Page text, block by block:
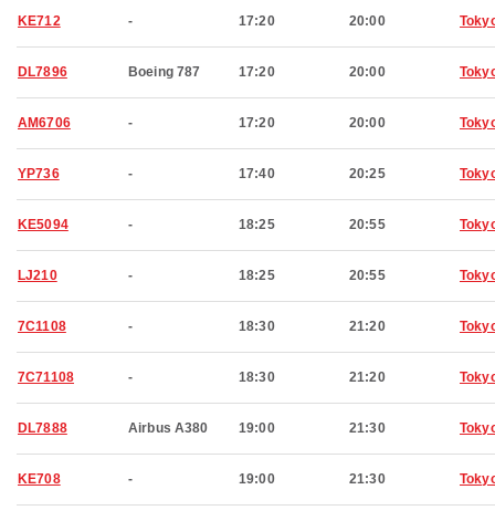
KE712 - 17:20 20:00
DL7896 Boeing 787 17:20 20:00
AM6706 - 17:20 20:00
YP736 - 17:40 20:25
KE5094 - 18:25 20:55
LJ210 - 18:25 20:55
7C1108 - 18:30 21:20
7C71108 - 18:30 21:20
DL7888 Airbus A380 19:00 21:30
KE708 - 19:00 21:30